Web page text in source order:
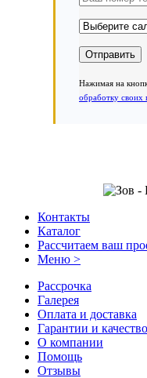
Нажимая на
обработку своих
Контакты
Каталог
Рассчитаем ваш
Меню >
Рассрочка
Галерея
Оплата и доставка
Гарантии и качество
О компании
Помощь
Отзывы